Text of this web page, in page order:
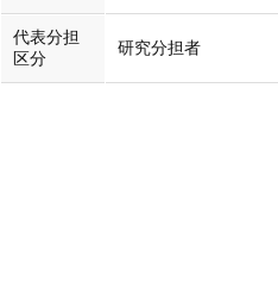
代表分担
区分
研究分担者